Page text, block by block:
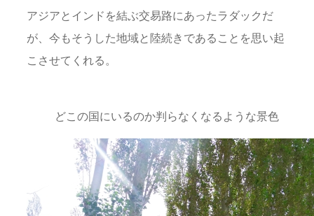
アジアとインドを結ぶ交易路にあったラダックだ
が、今もそうした地域と陸続きであることを思い起
こさせてくれる。
どこの国にいるのか判らなくなるような景色